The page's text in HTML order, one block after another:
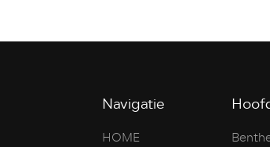
Navigatie
HOME